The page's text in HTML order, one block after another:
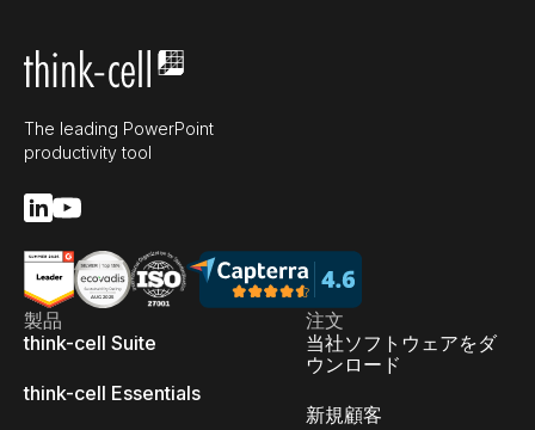
The leading PowerPoint
productivity tool
製品
think-cell Suite
think-cell Essentials
注文
当社ソフトウェアをダ
ウンロード
新規顧客